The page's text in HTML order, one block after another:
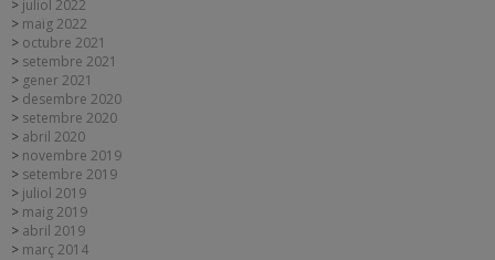
juliol 2022
maig 2022
octubre 2021
setembre 2021
gener 2021
desembre 2020
setembre 2020
abril 2020
novembre 2019
setembre 2019
juliol 2019
maig 2019
abril 2019
març 2014